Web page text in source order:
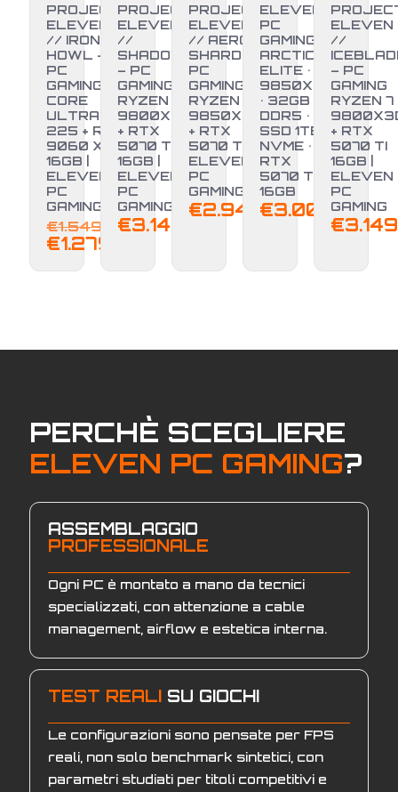
-17%
PROJECT
ELEVEN
// IRON
HOWL –
PC
GAMING
CORE
ULTRA 5
225 + RX
9060 XT
16GB |
ELEVEN
PC
GAMING
€1.549,00 Il
era:
€1.279,00
attuale
PROJECT
ELEVEN
//
SHADOW
– PC
GAMING
RYZEN 7
9800X3D
+ RTX
5070 TI
16GB |
ELEVEN
PC
GAMING
€3.149,00
PROJECT
ELEVEN
// AERO
SHARD –
PC
GAMING
RYZEN 7
9850X3D
+ RTX
5070 TI |
ELEVEN
PC
GAMING
€2.949,00
ELEVEN
PC
GAMING •
ARCTIC
ELITE • R7
9850X3D
• 32GB
DDR5 •
SSD 1TB
NVME •
RTX
5070 Ti
16GB
€3.000,00
ELEVEN
//
– PC
GAMING
RYZEN 7
+ RTX
5070 TI
16GB |
ELEVEN
PC
GAMING
€
PERCHÈ SCEGLIERE
ELEVEN PC GAMING?
ASSEMBLAGGIO
PROFESSIONALE
Ogni PC è montato a mano da tecnici
specializzati, con attenzione a cable
management, airflow e estetica interna.
TEST REALI SU GIOCHI
Le configurazioni sono pensate per FPS
reali, non solo benchmark sintetici, con
parametri studiati per titoli competitivi e